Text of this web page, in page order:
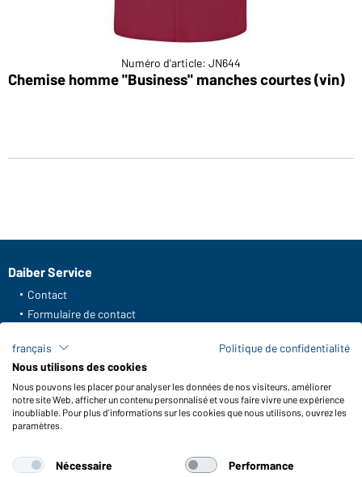
Numéro d'article: JN644
Chemise homme "Business" manches courtes (vin)
Daiber Service
Contact
Formulaire de contact
FAQ / Manuel d' utilisation
Vérifier le stock
Reporting system according to whistleblower protection act
Fonctions et entretien
Conseils d'entretien
français
Politique de confidentialité
Nous utilisons des cookies
Nous pouvons les placer pour analyser les données de nos visiteurs, améliorer
notre site Web, afficher un contenu personnalisé et vous faire vivre une expérience
inoubliable. Pour plus d'informations sur les cookies que nous utilisons, ouvrez les
paramètres.
Nécessaire Performance